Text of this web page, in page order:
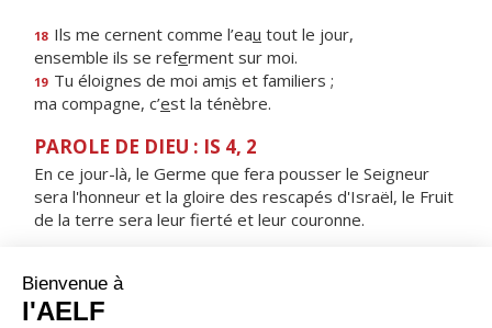
18 Ils me cernent comme l’eau tout le jour,
ensemble ils se referment sur moi.
19 Tu éloignes de moi amis et familiers ;
ma compagne, c’est la ténèbre.
PAROLE DE DIEU : IS 4, 2
En ce jour-là, le Germe que fera pousser le Seigneur
sera l'honneur et la gloire des rescapés d'Israël, le Fruit
de la terre sera leur fierté et leur couronne.
V/ Les nations craindront le nom du Seigneur,
et tous les rois de la terre, sa gloire.